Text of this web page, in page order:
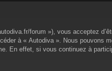
forum »), vous acceptez
à « Autodiva ». Nous pouvons
En effet, si vous continuez à